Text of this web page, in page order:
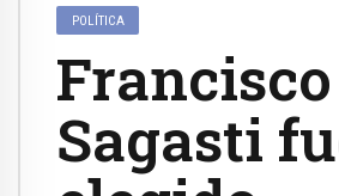
POLÍTICA
Francisco
Sagasti